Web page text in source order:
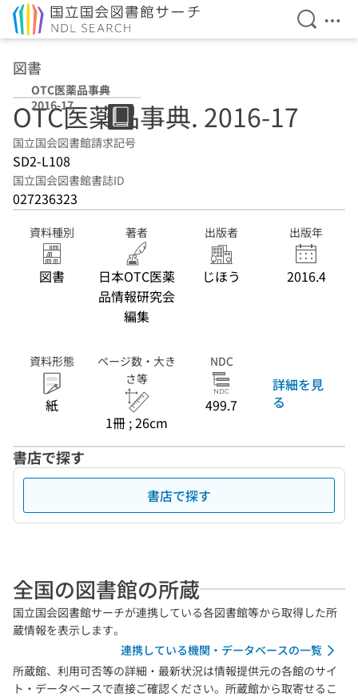
検索を
メ
図書
OTC医薬品事典
2016-17
OTC医薬品事典. 2016-17
国立国会図書館請求記号
SD2-L108
国立国会図書館書誌ID
027236323
資料種別
図書
著者
日本OTC医薬
品情報研究会
編集
出版者
じほう
出版年
2016.4
資料形態
紙
ページ数・大き
さ等
1冊 ; 26cm
NDC
499.7
詳細を見
る
書店で探す
書店で探す
全国の図書館の所蔵
国立国会図書館サーチが連携している各図書館等から取得した所
蔵情報を表示します。
連携している機関・データベースの一覧
所蔵館、利用可否等の詳細・最新状況は情報提供元の各館のサイ
ト・データベースで直接ご確認ください。所蔵館から取寄せるこ